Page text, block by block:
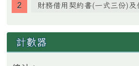
財務借用契約書(一式三份)
計數器